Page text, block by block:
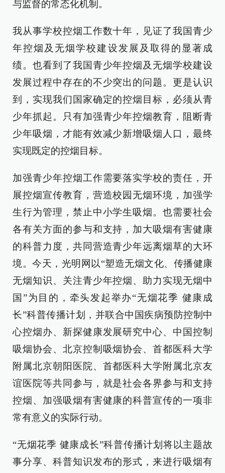
与监督的常态化机制。
我从事学校控烟工作数十年，见证了我国青少
年控烟及无烟学校建设发展及取得的显著成
绩。也看到了我国青少年控烟及无烟学校建设
发展过程中存在的不少突出的问题。更是认识
到，实现我们国家确定的控烟目标，必须从青
少年抓起。只有加强青少年控烟教育，阻断青
少年吸烟，才能有效减少新增吸烟人口，最终
实现既定的控烟目标。
加强青少年控烟工作需要落实学校的责任，开
展控烟宣传教育，营造校园无烟环境，加强学
生行为管理，禁止中小学生吸烟。也需要社会
各有关方面的参与和支持，加大吸烟有害健康
的科普力度，共同营造青少年远离烟草的大环
境。今天，光明网以“塑造无烟文化、传播健康
无烟知识、关注青少年控烟、助力实现无烟中
国”为目的，牵头发起举办“无烟花季 健康成
长”科普传播计划，并联合中国疾病预防控制中
心控烟办、新探健康发展研究中心、中国控制
吸烟协会、北京控制吸烟协会、首都医科大学
附属北京朝阳医院、首都医科大学附属北京友
谊医院等共同参与，就是社会各界参与和支持
控烟、加强吸烟有害健康的科普宣传的一项非
常有意义的实际行动。
“无烟花季 健康成长”科普传播计划将以主题故
事分享、科普知识发布的形式，来进行吸烟有